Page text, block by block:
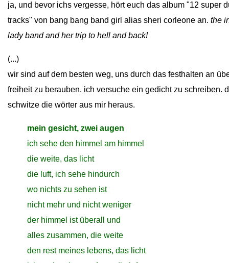
ja, und bevor ichs vergesse, hört euch das album "12 super
tracks" von bang bang band girl alias sheri corleone an. the
lady band and her trip to hell and back!
(...)
wir sind auf dem besten weg, uns durch das festhalten an
freiheit zu berauben. ich versuche ein gedicht zu schreiben.
schwitze die wörter aus mir heraus.
mein gesicht, zwei augen
ich sehe den himmel am himmel
die weite, das licht
die luft, ich sehe hindurch
wo nichts zu sehen ist
nicht mehr und nicht weniger
der himmel ist überall und
alles zusammen, die weite
den rest meines lebens, das licht